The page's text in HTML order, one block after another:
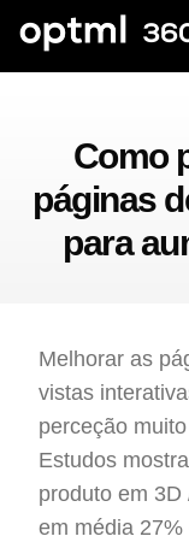
Como
páginas
para
Melhorar as
vistas
perceção
Estudos
produto em 3D
em média 27%